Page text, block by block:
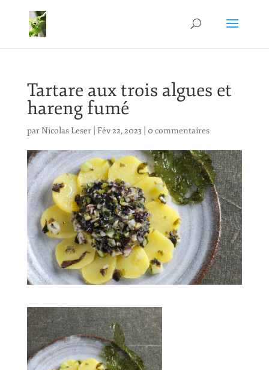
Tartare aux trois algues et
hareng fumé
parNicolas Leser| Fév 22, 2023| 0 commentaires